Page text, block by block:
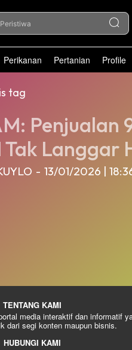
Perikanan Pertanian Profile
tag
Penjualan
Langgar
- 13/01/2026 |
TENTANG KAMI
media interaktif dan informatif
dari segi konten maupun bisnis.
HUBUNGI KAMI